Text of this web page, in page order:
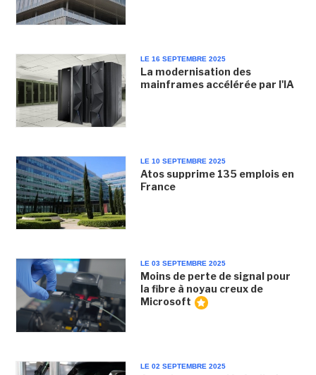
LE 16 SEPTEMBRE 2025
La modernisation des
mainframes accélérée par l'IA
LE 10 SEPTEMBRE 2025
Atos supprime 135 emplois en
France
LE 03 SEPTEMBRE 2025
Moins de perte de signal pour
la fibre à noyau creux de
Microsoft
LE 02 SEPTEMBRE 2025